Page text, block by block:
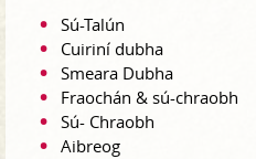
Sú-Talún
Cuiriní dubha
Smeara Dubha
Fraochán & sú-chraobh
Sú- Chraobh
Aibreog